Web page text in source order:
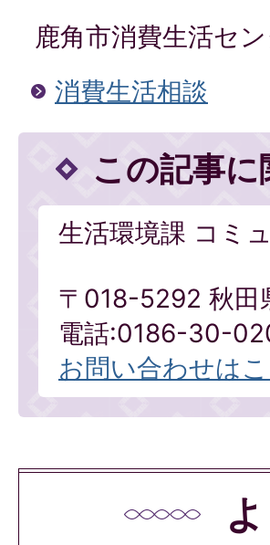
鹿角市消費生活セ
消費生活相談
この記事
生活環境課 コミ
〒018-5292 秋田
電話:0186-30-
お問い合わせは